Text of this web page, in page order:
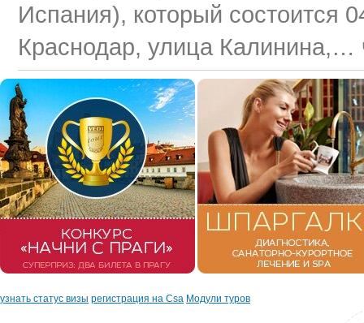
Испания), который состоится
Краснодар, улица Калинина,…
узнать статус визы регистрация на Csa Модули туров